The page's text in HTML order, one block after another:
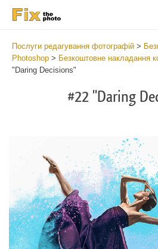
Послуги редагування фотографій >
Photoshop > Безкоштовне накладання
"Daring Decisions"
#22 "Daring